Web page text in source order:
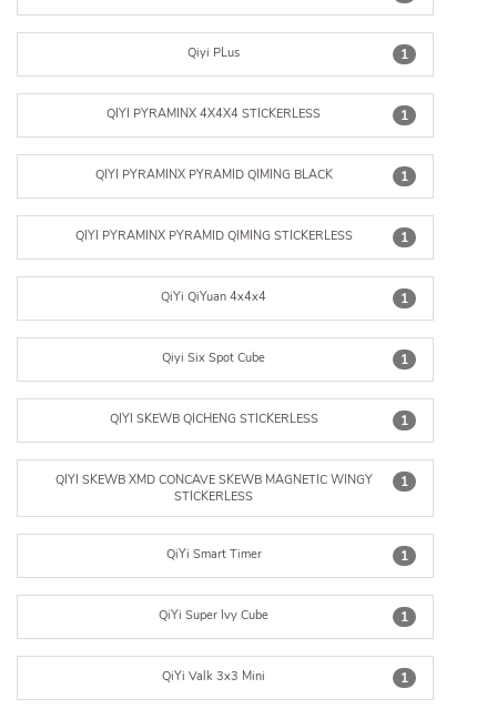
1
Qiyi PLus
1
QIYI PYRAMINX 4X4X4 STICKERLESS
1
QIYI PYRAMINX PYRAMID QIMING BLACK
1
QIYI PYRAMINX PYRAMID QIMING STICKERLESS
1
QiYi QiYuan 4x4x4
1
Qiyi Six Spot Cube
1
QIYI SKEWB QICHENG STICKERLESS
1
QIYI SKEWB XMD CONCAVE SKEWB MAGNETIC WINGY
STICKERLESS
1
QiYi Smart Timer
1
QiYi Super Ivy Cube
1
QiYi Valk 3x3 Mini